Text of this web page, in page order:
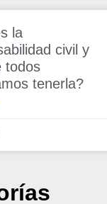
la
civil y
todos
tenerla?